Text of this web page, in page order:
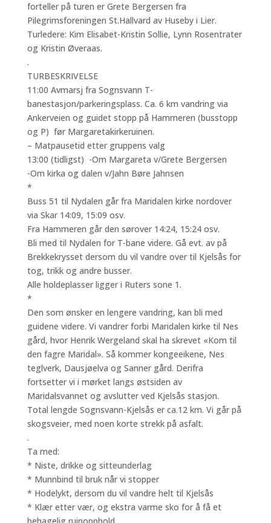
forteller på turen er Grete Bergersen fra
Pilegrimsforeningen St.Hallvard av Huseby i Lier.
Turledere: Kim Elisabet-Kristin Sollie, Lynn Rosentrater
og Kristin Øveraas.
.
TURBESKRIVELSE
11:00 Avmarsj fra Sognsvann T-
banestasjon/parkeringsplass. Ca. 6 km vandring via
Ankerveien og guidet stopp på Hammeren (busstopp
og P) før Margaretakirkeruinen.
– Matpausetid etter gruppens valg
13:00 (tidligst) -Om Margareta v/Grete Bergersen
-Om kirka og dalen v/Jahn Børe Jahnsen
*
Buss 51 til Nydalen går fra Maridalen kirke nordover
via Skar 14:09, 15:09 osv.
Fra Hammeren går den sørover 14:24, 15:24 osv.
Bli med til Nydalen for T-bane videre. Gå evt. av på
Brekkekrysset dersom du vil vandre over til Kjelsås for
tog, trikk og andre busser.
Alle holdeplasser ligger i Ruters sone 1.
*
Den som ønsker en lengere vandring, kan bli med
guidene videre. Vi vandrer forbi Maridalen kirke til Nes
gård, hvor Henrik Wergeland skal ha skrevet «Kom til
den fagre Maridal». Så kommer kongeeikene, Nes
teglverk, Dausjøelva og Sanner gård. Derifra
fortsetter vi i mørket langs østsiden av
Maridalsvannet og avslutter ved Kjelsås stasjon.
Total lengde Sognsvann-Kjelsås er ca.12 km. Vi går på
skogsveier, med noen korte strekk på asfalt.
.
Ta med:
* Niste, drikke og sitteunderlag
* Munnbind til bruk når vi stopper
* Hodelykt, dersom du vil vandre helt til Kjelsås
* Klær etter vær, og ekstra varme sko for å få et